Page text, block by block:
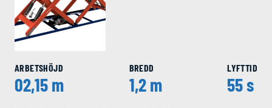
ARBETSHÖJD
02,15 m
BREDD
1,2 m
LYFTTID
55 s